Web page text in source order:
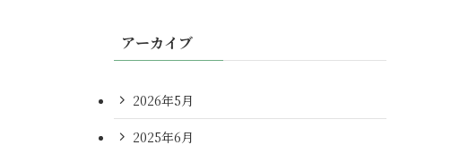
アーカイブ
2026年5月
2025年6月